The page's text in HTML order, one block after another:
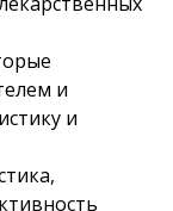
и
и